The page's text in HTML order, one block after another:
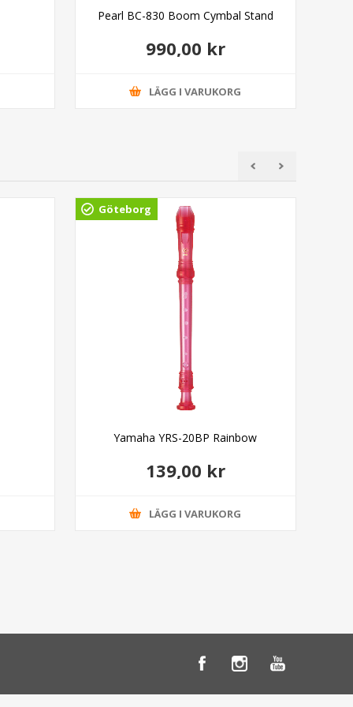
Pearl BC-830 Boom Cymbal Stand
990,00 kr
LÄGG I VARUKORG
Göteborg
Yamaha YRS-20BP Rainbow
139,00 kr
LÄGG I VARUKORG